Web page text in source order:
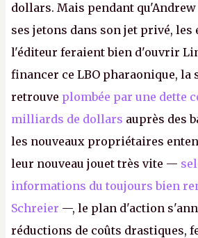
dollars. Mais pendant
ses jetons dans son jet privé, les
l'éditeur feraient bien d'ouvrir
financer ce LBO pharaonique, la
retrouve plombée par une dette
milliards de dollars auprès des
les nouveaux propriétaires
leur nouveau jouet très vite —
informations du toujours bien
Schreier —, le plan d'action
réductions de coûts drastiques,